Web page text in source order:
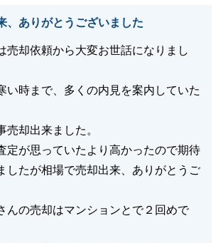
、ありがとうございました
売却依頼から大変お世話になりまし
い時まで、多くの内見を案内していた
売却出来ました。
定が思っていたより高かったので期待
したが相場で売却出来、ありがとうご
んの売却はマンションとで２回めで